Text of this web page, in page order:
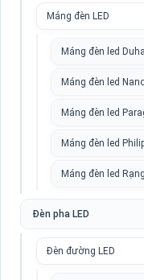
Máng đèn LED
Máng đèn led Duhal
Máng đèn led
Máng đèn led
Máng đèn led
Máng đèn led
Đèn pha LED
Đèn đường LED